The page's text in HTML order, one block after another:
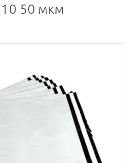
50 мкм